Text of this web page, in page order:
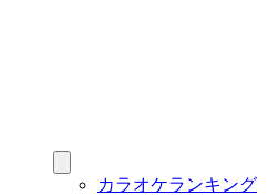
カラオケランキング